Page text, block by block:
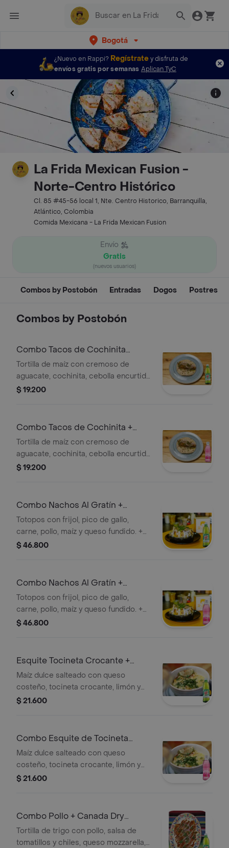
Bogotá
¿Nuevo en Rappi? Regístratey disfruta de
envíos gratis por semanas Aplican TyC
La Frida Mexican Fusion -
Norte-Centro Histórico
Cl. 85 #45-56 local 1, Nte. Centro Historico, Barranquilla,
Atlántico, Colombia
Comida Mexicana - La Frida Mexican Fusion
Envío
Gratis
(nuevos usuarios)
Combos by Postobón Entradas Dogos Postres
Combos by Postobón
Combo Tacos de Cochinita
+Canada Dry Ginger Ale 300ml
Tortilla de maíz con cremoso de
aguacate, cochinita, cebolla encurtida
y cilantro. + Gaseosa
$ 19.200
Combo Tacos de Cochinita +
Manzana 300 ml
Tortilla de maíz con cremoso de
aguacate, cochinita, cebolla encurtida
y cilantro. + Gaseosa
$ 19.200
Combo Nachos Al Gratín +
Canada Dry Ginger Ale 300 ml
Totopos con frijol, pico de gallo,
carne, pollo, maíz y queso fundido. +
Gaseosa
$ 46.800
Combo Nachos Al Gratín +
Manzana 300 ml
Totopos con frijol, pico de gallo,
carne, pollo, maíz y queso fundido. +
Gaseosa
$ 46.800
Esquite Tocineta Crocante +
Canada Dry Ginger Ale 300ml
Maíz dulce salteado con queso
costeño, tocineta crocante, limón y
cilantro. + Gaseosa
$ 21.600
Combo Esquite de Tocineta
Crocante + Manzana 300 ml
Maíz dulce salteado con queso
costeño, tocineta crocante, limón y
cilantro. + Gaseosa
$ 21.600
Combo Pollo + Canada Dry
Ginger Ale 300 ml
Tortilla de trigo con pollo, salsa de
tomatillos y chiles, queso mozzarella,